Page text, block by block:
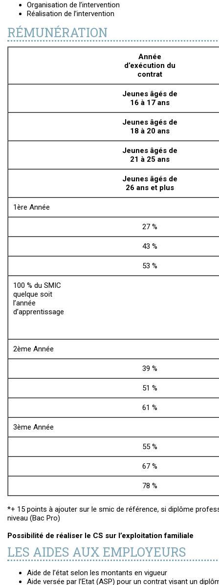
Organisation de l’intervention
Réalisation de l’intervention
RÉMUNÉRATION
Année
d’exécution du
contrat
Jeunes âgés de
16 à 17 ans
Jeunes âgés de
18 à 20 ans
Jeunes âgés de
21 à 25 ans
Jeunes âgés de
26 ans et plus
1ère Année
27 %
43 %
53 %
100 % du SMIC
quelque soit
l’année
d’apprentissage
2ème Année
39 %
51 %
61 %
3ème Année
55 %
67 %
78 %
*+ 15 points à ajouter sur le smic de référence, si diplôme
niveau (Bac Pro)
Possibilité de réaliser le CS sur l’exploitation familiale
LES AIDES AUX EMPLOYEURS
Aide de l’état selon les montants en vigueur
Aide versée par l’Etat (ASP) pour un contrat visant un